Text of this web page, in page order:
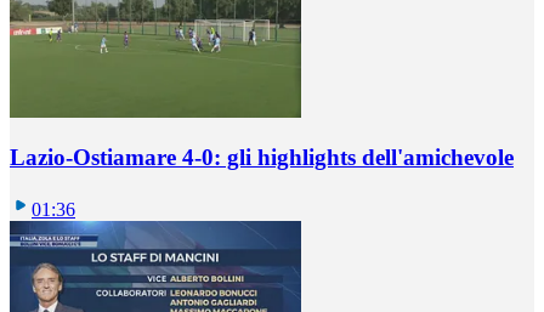
Lazio-Ostiamare 4-0: gli highlights dell'amichevole
01:36